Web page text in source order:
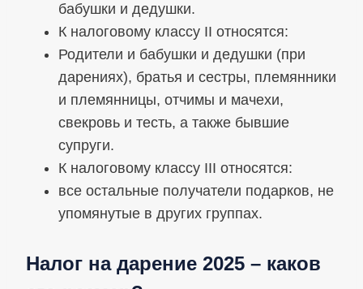
бабушки и дедушки.
К налоговому классу II относятся:
Родители и бабушки и дедушки (при
дарениях), братья и сестры, племянники
и племянницы, отчимы и мачехи,
свекровь и тесть, а также бывшие
супруги.
К налоговому классу III относятся:
все остальные получатели подарков, не
упомянутые в других группах.
Налог на дарение 2025 – каков